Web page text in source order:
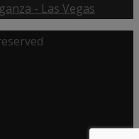
- Las Vegas